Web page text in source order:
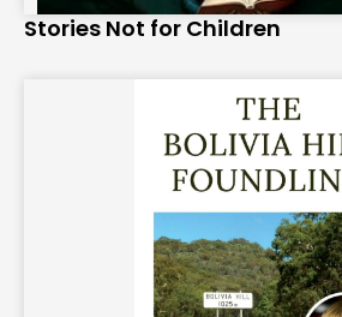
Stories Not for Children